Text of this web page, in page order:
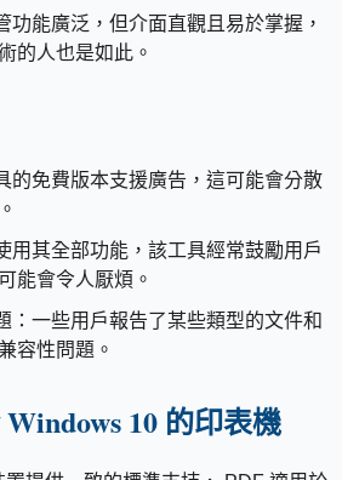
功能廣泛，但介面直觀且易於掌握，
的人也是如此。
的免費版本支援廣告，這可能會分散
用其全部功能，該工具經常鼓勵用戶
能會令人厭煩。
：一些用戶報告了某些類型的文件和
容性問題。
10 的印表機